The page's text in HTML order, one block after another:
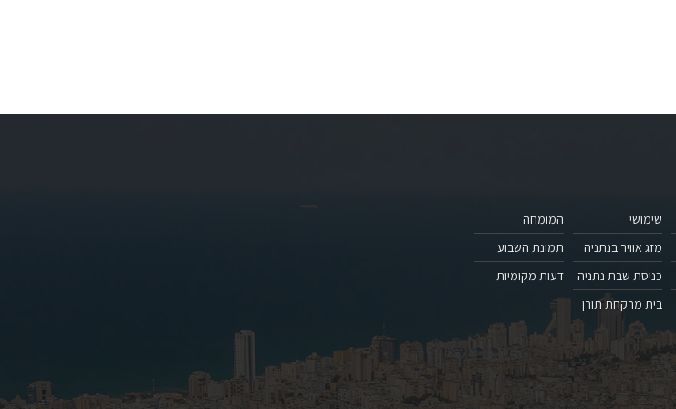
שימושי
מזג אוויר בנתניה
כניסת שבת נתניה
בית מרקחת תורן
המומחה
תמונת השבוע
דעות מקומיות